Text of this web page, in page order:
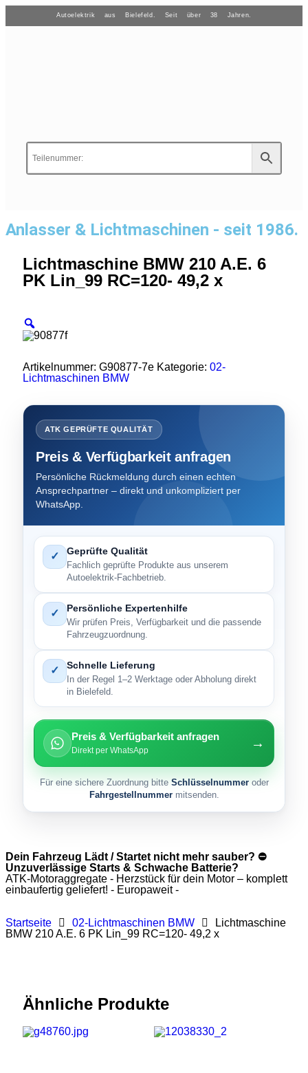
Autoelektrik aus Bielefeld. Seit über 38 Jahren.
Anlasser & Lichtmaschinen - seit 1986.
Lichtmaschine BMW 210 A.E. 6
PK Lin_99 RC=120- 49,2 x
Artikelnummer: G90877-7e Kategorie: 02-
Lichtmaschinen BMW
ATK GEPRÜFTE QUALITÄT
Preis & Verfügbarkeit anfragen
Persönliche Rückmeldung durch einen echten
Ansprechpartner – direkt und unkompliziert per
WhatsApp.
✓ Geprüfte Qualität
Fachlich geprüfte Produkte aus unserem
Autoelektrik-Fachbetrieb.
✓ Persönliche Expertenhilfe
Wir prüfen Preis, Verfügbarkeit und die passende
Fahrzeugzuordnung.
✓ Schnelle Lieferung
In der Regel 1–2 Werktage oder Abholung direkt
in Bielefeld.
Preis & Verfügbarkeit anfragen
Direkt per WhatsApp →
Für eine sichere Zuordnung bitte Schlüsselnummeroder
Fahrgestellnummermitsenden.
Dein Fahrzeug Lädt / Startet nicht mehr sauber? ⛔
Unzuverlässige Starts & Schwache Batterie?
ATK-Motoraggregate - Herzstück für dein Motor – komplett
einbaufertig geliefert! - Europaweit -
Startseite 02-Lichtmaschinen BMW
Lichtmaschine
BMW 210 A.E. 6 PK Lin_99 RC=120- 49,2 x
Ähnliche Produkte